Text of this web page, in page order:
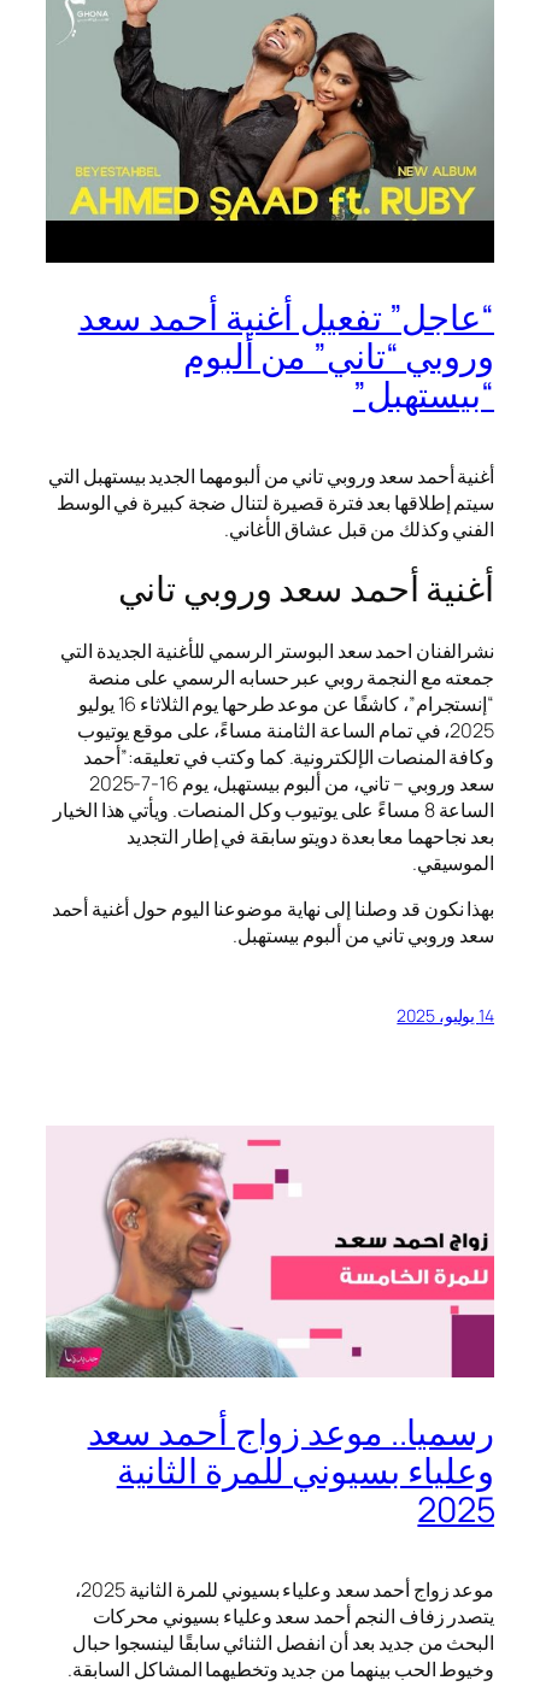
“عاجل” تفعيل أغنية أحمد سعد
وروبي “تاني” من ألبوم
“بيستهبل”
أغنية أحمد سعد وروبي تاني من ألبومهما الجديد بيستهبل التي
سيتم إطلاقها بعد فترة قصيرة لتنال ضجة كبيرة في الوسط
الفني وكذلك من قبل عشاق الأغاني.
أغنية أحمد سعد وروبي تاني
نشرالفنان احمد سعد البوستر الرسمي للأغنية الجديدة التي
جمعته مع النجمة روبي عبر حسابه الرسمي على منصة
“إنستجرام”، كاشفًا عن موعد طرحها يوم الثلاثاء 16 يوليو
2025، في تمام الساعة الثامنة مساءً، على موقع يوتيوب
وكافة المنصات الإلكترونية. كما وكتب في تعليقه:”أحمد
سعد وروبي – تاني، من ألبوم بيستهبل، يوم 16-7-2025
الساعة 8 مساءً على يوتيوب وكل المنصات. ويأتي هذا الخيار
بعد نجاحهما معا بعدة دويتو سابقة في إطار التجديد
الموسيقي.
بهذا نكون قد وصلنا إلى نهاية موضوعنا اليوم حول أغنية أحمد
سعد وروبي تاني من ألبوم بيستهبل.
14 يوليو، 2025
رسميا.. موعد زواج أحمد سعد
وعلياء بسيوني للمرة الثانية
2025
موعد زواج أحمد سعد وعلياء بسيوني للمرة الثانية 2025،
يتصدر زفاف النجم أحمد سعد وعلياء بسيوني محركات
البحث من جديد بعد أن انفصل الثنائي سابقًا لينسجوا حبال
وخيوط الحب بينهما من جديد وتخطيهما المشاكل السابقة.